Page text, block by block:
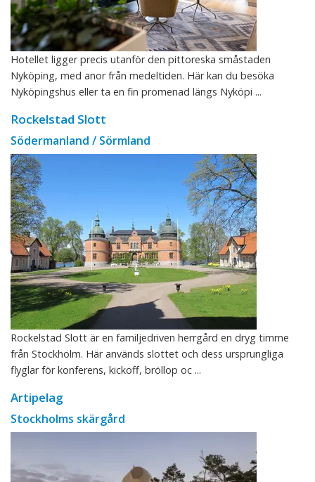
Hotellet ligger precis utanför den pittoreska småstaden
Nyköping, med anor från medeltiden. Här kan du besöka
Nyköpingshus eller ta en fin promenad längs Nyköpi ...
Rockelstad Slott
Södermanland / Sörmland
Rockelstad Slott är en familjedriven herrgård en dryg timme
från Stockholm. Här används slottet och dess ursprungliga
flyglar för konferens, kickoff, bröllop oc ...
Artipelag
Stockholms skärgård